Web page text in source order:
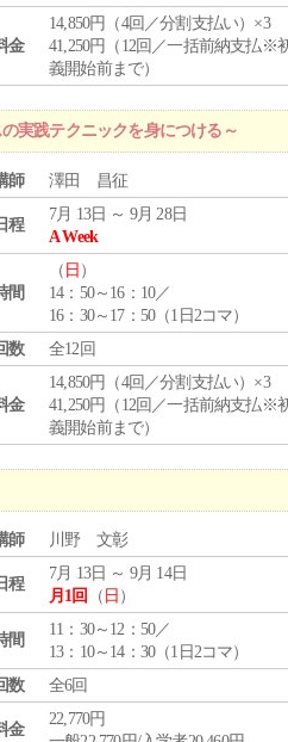
金
14,850円（4回／分割支払い）×3
41,250円（12回／一括前納支払※
義開始前まで）
実践テクニックを身につける～
師 澤田 昌征
程
7月 13日 ～ 9月 28日
A Week
間
（ 日 ）
14：50～16：10／
16：30～17：50（1日2コマ）
数
全12回
金
14,850円（4回／分割支払い）×3
41,250円（12回／一括前納支払※
義開始前まで）
師 川野 文彰
程
7月 13日 ～ 9月 14日
月1回
（ 日 ）
間
11：30～12：50／
13：10～14：30（1日2コマ）
数
全6回
金
22,770円